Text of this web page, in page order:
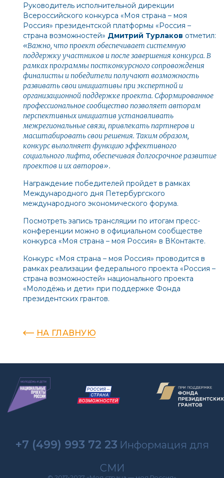
Руководитель исполнительной дирекции
Всероссийского конкурса «Моя страна – моя
Россия» президентской платформы «Россия –
страна возможностей» Дмитрий Турлаков отметил:
«Важно, что проект обеспечивает системную
поддержку участников и после завершения конкурса. В
рамках программы постконкурсного сопровождения
финалисты и победители получают возможность
развивать свои инициативы при экспертной и
организационной поддержке проекта. Сформированное
профессиональное сообщество позволяет авторам
перспективных инициатив устанавливать
межрегиональные связи, привлекать партнеров и
масштабировать свои решения. Таким образом,
конкурс выполняет функцию эффективного
социального лифта, обеспечивая долгосрочное развитие
проектов и их авторов».
Награждение победителей пройдет в рамках
Международного дня Петербургского
международного экономического форума.
Посмотреть запись трансляции по итогам пресс-
конференции можно в официальном сообществе
конкурса «Моя страна – моя Россия» в ВКонтакте.
Конкурс «Моя страна – моя Россия» проводится в
рамках реализации федерального проекта «Россия –
страна возможностей» национального проекта
«Молодёжь и дети» при поддержке Фонда
президентских грантов.
НА ГЛАВНУЮ
+7 (499) 993 72 23 Информация для
СМИ